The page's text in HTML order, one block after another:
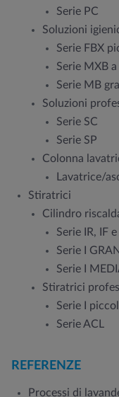
Serie PC
Soluzioni
Serie FBX
Serie MXB
Serie MB
Soluzioni
Serie SC
Serie SP
Colonna
Lavatrice/
Stiratrici
Cilindro
Serie IR, IF
Serie I
Serie I
Stiratrici
Serie I
Serie ACL
REFERENZE
Processi di